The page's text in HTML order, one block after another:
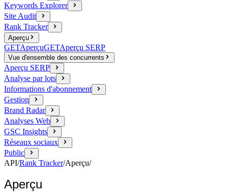
Keywords Explorer
Site Audit
Rank Tracker
Aperçu
GETAperçuGETAperçu SERP
Vue d'ensemble des concurrents
Aperçu SERP
Analyse par lots
Informations d'abonnement
Gestion
Brand Radar
Analyses Web
GSC Insights
Réseaux sociaux
Public
API/Rank Tracker/Aperçu/
Aperçu